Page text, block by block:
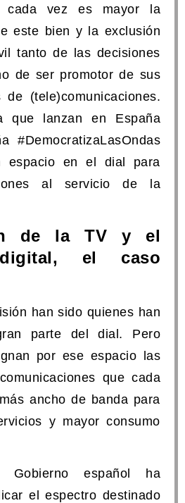
cada vez es mayor la
este bien y la exclusión
tanto de las decisiones
de ser promotor de sus
de (tele)comunicaciones.
que lanzan en España
#DemocratizaLasOndas
espacio en el dial para
al servicio de la
de la TV y el
el caso
han sido quienes han
parte del dial. Pero
por ese espacio las
que cada
ancho de banda para
y mayor consumo
español ha
el espectro destinado